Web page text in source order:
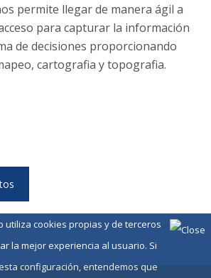
permite llegar de manera ágil a
para capturar la información
de decisiones proporcionando
cartografia y topografia.
utiliza cookies propias y de terceros
la mejor experiencia al usuario. Si
configuración, entendemos que